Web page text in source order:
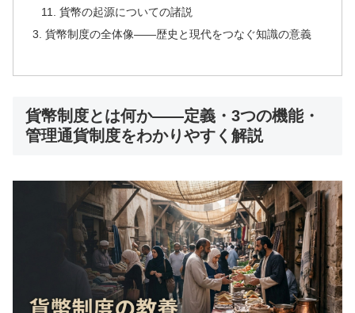
貨幣の起源についての諸説
貨幣制度の全体像——歴史と現代をつなぐ知識の意義
貨幣制度とは何か——定義・3つの機能・
管理通貨制度をわかりやすく解説